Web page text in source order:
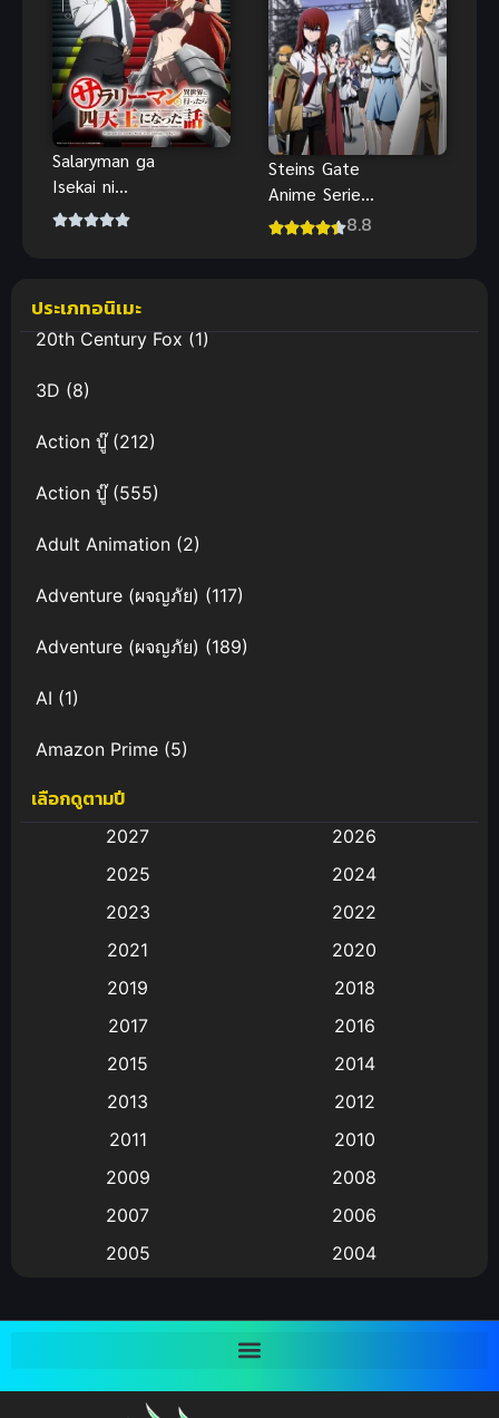
Salaryman ga
Isekai ni
Ittara
เกณฑ์ไปต่าง
โลก : จาก
เดือนสู่หนึ่งใน
Steins Gate
Anime Series
ฝ่าวิกฤตพิชิต8.8
ประเภทอนิเมะ
20th Century Fox(1)
3D (8)
Action บู๊(212)
Action บู๊(555)
Adult Animation (2)
Adventure (ผจญภัย) (117)
Adventure (ผจญภัย) (189)
AI (1)
Amazon Prime (5)
Anal (ประตูหลัง)
Animation การ์ตูน
Animation อนิเมะ
Animation แอนิเมชัน
(9)
Big tits (นมใหญ่)
Bitch (ผู้หญิงร่าน)
เลือกดูตามปี
2027
2026
2025
2024
2023
2022
2021
2020
2019
2018
2017
2016
2015
2014
2013
2012
2011
2010
2009
2008
2007
2006
2005
2004
2001
2000
1997